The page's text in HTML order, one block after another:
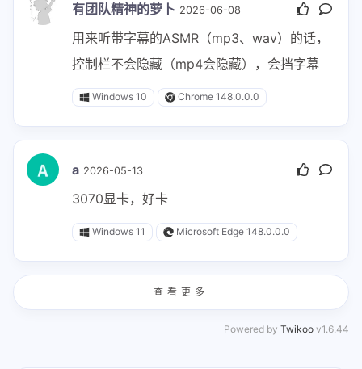
有团队精神的萝卜 2026-06-08
用来听带字幕的ASMR（mp3、wav）的话，
控制栏不会隐藏（mp4会隐藏），会挡字幕
Windows 10 Chrome 148.0.0.0
a 2026-05-13
3070显卡，好卡
Windows 11 Microsoft Edge 148.0.0.0
查看更多
Powered by Twikoo v1.6.44